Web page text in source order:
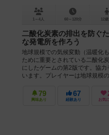
1～4人 60～120分 12歳
二酸化炭素の排出を防ぐ
な発電所を作ろう
地球規模での気候変動（温暖化
ために重要とされている二酸化
にしたゲームの第2版です。協力
います。プレイヤーは地球規模の
79
興味あり
67
経験あり お気